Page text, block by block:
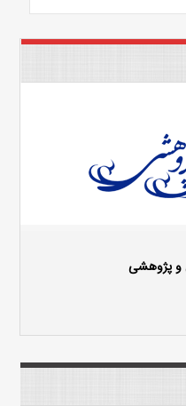
و پژوهشی